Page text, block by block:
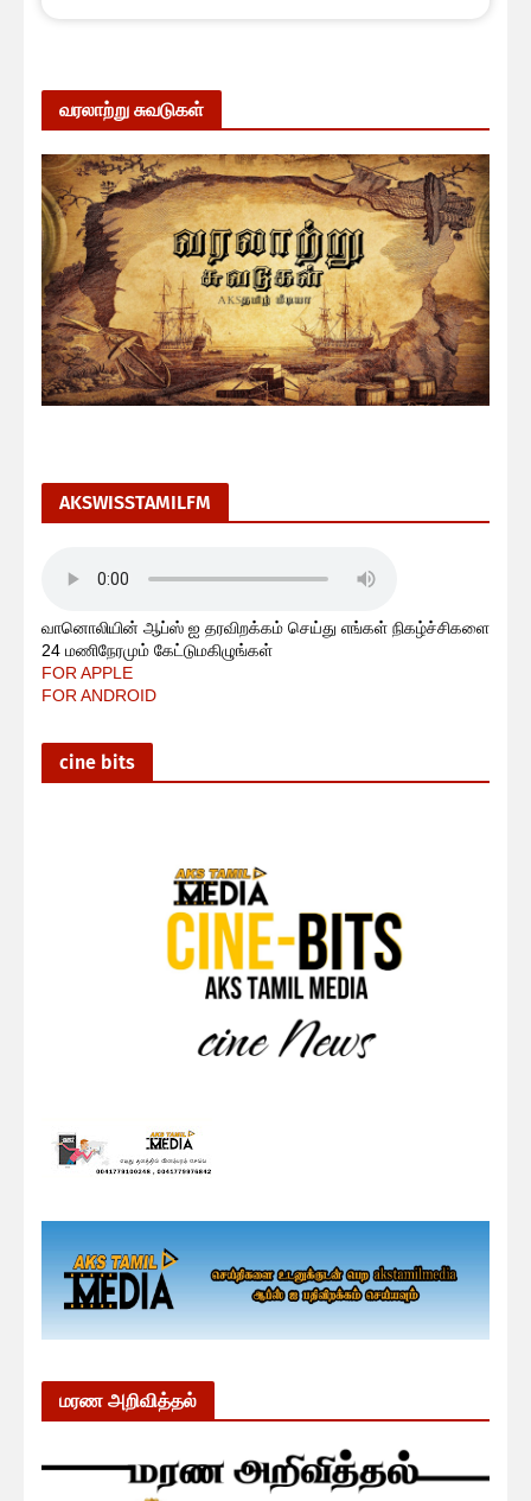
வரலாற்று சுவடுகள்
AKSWISSTAMILFM
வானொலியின் ஆப்ஸ் ஐ தரவிறக்கம் செய்து எங்கள் நிகழ்ச்சிகளை
24 மணிநேரமும் கேட்டுமகிழுங்கள்
FOR APPLE
FOR ANDROID
cine bits
மரண அறிவித்தல்